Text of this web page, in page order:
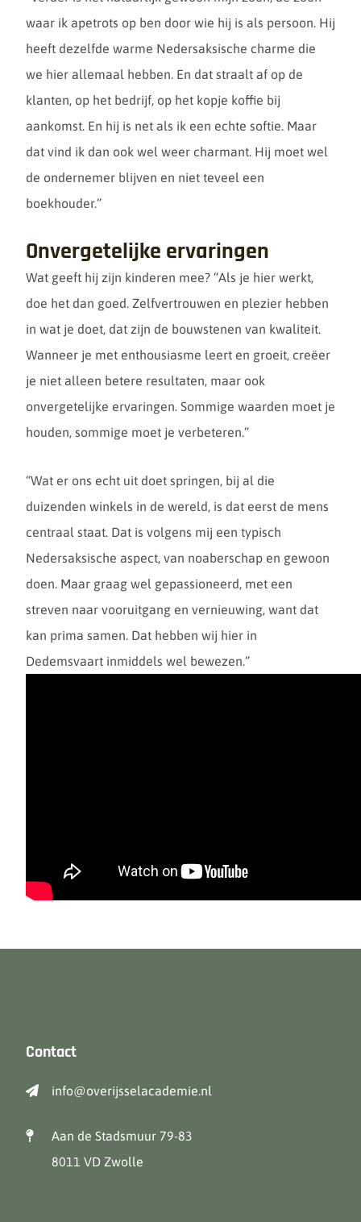
waar ik apetrots op ben door wie hij is als persoon. Hij
heeft dezelfde warme Nedersaksische charme die
we hier allemaal hebben. En dat straalt af op de
klanten, op het bedrijf, op het kopje koffie bij
aankomst. En hij is net als ik een echte softie. Maar
dat vind ik dan ook wel weer charmant. Hij moet wel
de ondernemer blijven en niet teveel een
boekhouder.”
Onvergetelijke ervaringen
Wat geeft hij zijn kinderen mee? “Als je hier werkt,
doe het dan goed. Zelfvertrouwen en plezier hebben
in wat je doet, dat zijn de bouwstenen van kwaliteit.
Wanneer je met enthousiasme leert en groeit, creëer
je niet alleen betere resultaten, maar ook
onvergetelijke ervaringen. Sommige waarden moet je
houden, sommige moet je verbeteren.”
“Wat er ons echt uit doet springen, bij al die
duizenden winkels in de wereld, is dat eerst de mens
centraal staat. Dat is volgens mij een typisch
Nedersaksische aspect, van noaberschap en gewoon
doen. Maar graag wel gepassioneerd, met een
streven naar vooruitgang en vernieuwing, want dat
kan prima samen. Dat hebben wij hier in
Dedemsvaart inmiddels wel bewezen.”
Contact
info@overijsselacademie.nl
Aan de Stadsmuur 79-83
8011 VD Zwolle